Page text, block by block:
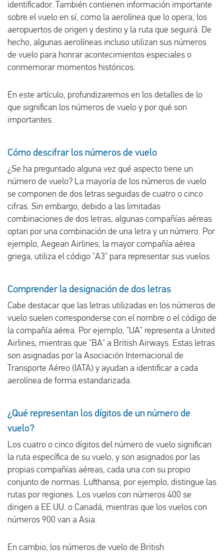
identificador. También contienen información importante
sobre el vuelo en sí, como la aerolínea que lo opera, los
aeropuertos de origen y destino y la ruta que seguirá. De
hecho, algunas aerolíneas incluso utilizan sus números
de vuelo para honrar acontecimientos especiales o
conmemorar momentos históricos.
En este artículo, profundizaremos en los detalles de lo
que significan los números de vuelo y por qué son
importantes.
Cómo descifrar los números de vuelo
¿Se ha preguntado alguna vez qué aspecto tiene un
número de vuelo? La mayoría de los números de vuelo
se componen de dos letras seguidas de cuatro o cinco
cifras. Sin embargo, debido a las limitadas
combinaciones de dos letras, algunas compañías aéreas
optan por una combinación de una letra y un número. Por
ejemplo, Aegean Airlines, la mayor compañía aérea
griega, utiliza el código "A3" para representar sus vuelos.
Comprender la designación de dos letras
Cabe destacar que las letras utilizadas en los números de
vuelo suelen corresponderse con el nombre o el código de
la compañía aérea. Por ejemplo, "UA" representa a United
Airlines, mientras que "BA" a British Airways. Estas letras
son asignadas por la Asociación Internacional de
Transporte Aéreo (IATA) y ayudan a identificar a cada
aerolínea de forma estandarizada.
¿Qué representan los dígitos de un número de
vuelo?
Los cuatro o cinco dígitos del número de vuelo significan
la ruta específica de su vuelo, y son asignados por las
propias compañías aéreas, cada una con su propio
conjunto de normas. Lufthansa, por ejemplo, distingue las
rutas por regiones. Los vuelos con números 400 se
dirigen a EE.UU. o Canadá, mientras que los vuelos con
números 900 van a Asia.
En cambio, los números de vuelo de British